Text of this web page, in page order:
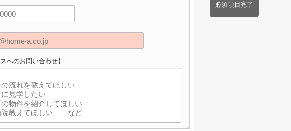
必須項目完了
へのお問い合わせ】